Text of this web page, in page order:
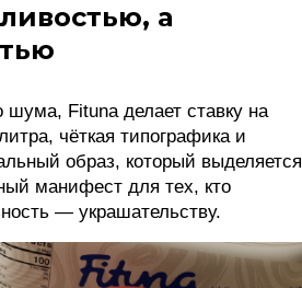
а
шума, Fituna делает ставку на
чёткая типографика и
образ, который выделяется
манифест для тех, кто
— украшательству.